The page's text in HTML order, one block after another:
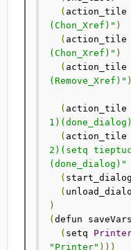
( action_tile
(Chon_Xref)" )
( action_tile
(Chon_Xref)" )
( action_tile
(Remove_Xref)" )
( action_tile
( action_tile
2)(setq
(done_dialog)"
( start_dialog
(
)
(
( setq
"Printer" )))